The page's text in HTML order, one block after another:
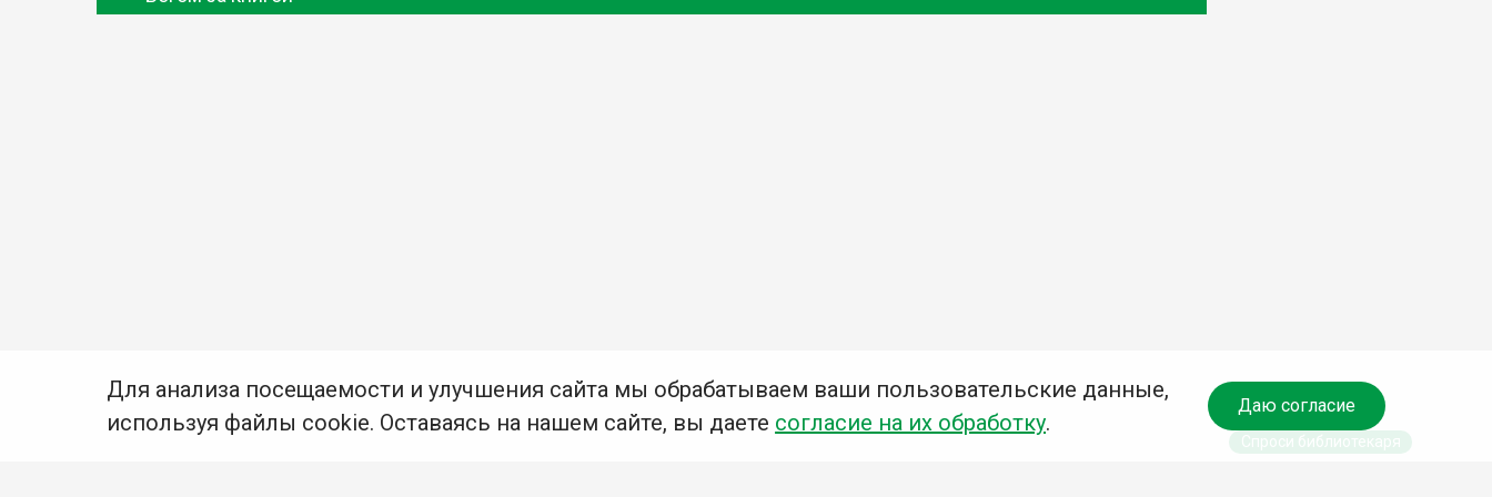
Для анализа посещаемости и улучшения сайта мы обрабатываем ваши пользовательские данные,
используя файлы cookie. Оставаясь на нашем сайте, вы даете согласие на их обработку.
Даю согласие
Спроси библиотекаря